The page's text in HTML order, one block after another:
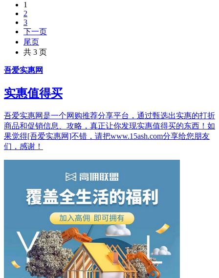
1
2
3
下一页
尾页
共 3 页
吾爱实惠网
实惠值得买
吾爱实惠网是一个网购推荐分享平台，通过甄选出实惠的打折
商品和促销信息、攻略，真正让你发现实惠值得买的东西！如
果觉得[吾爱实惠网]不错，请把www.15ash.com分享给您朋友
们，感谢！